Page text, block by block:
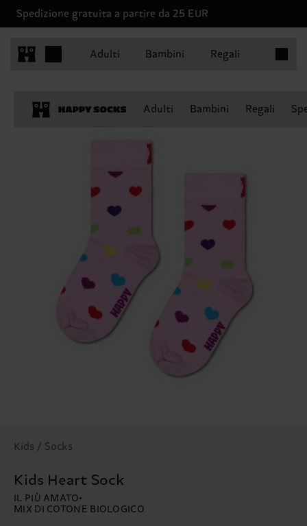
Spedizione gratuita a partire da 25 EUR
Adulti Bambini Regali
Adulti Bambini Regali
Kids / Socks
Kids Heart Sock
IL PIÙ AMATO
MIX DI COTONE BIOLOGICO